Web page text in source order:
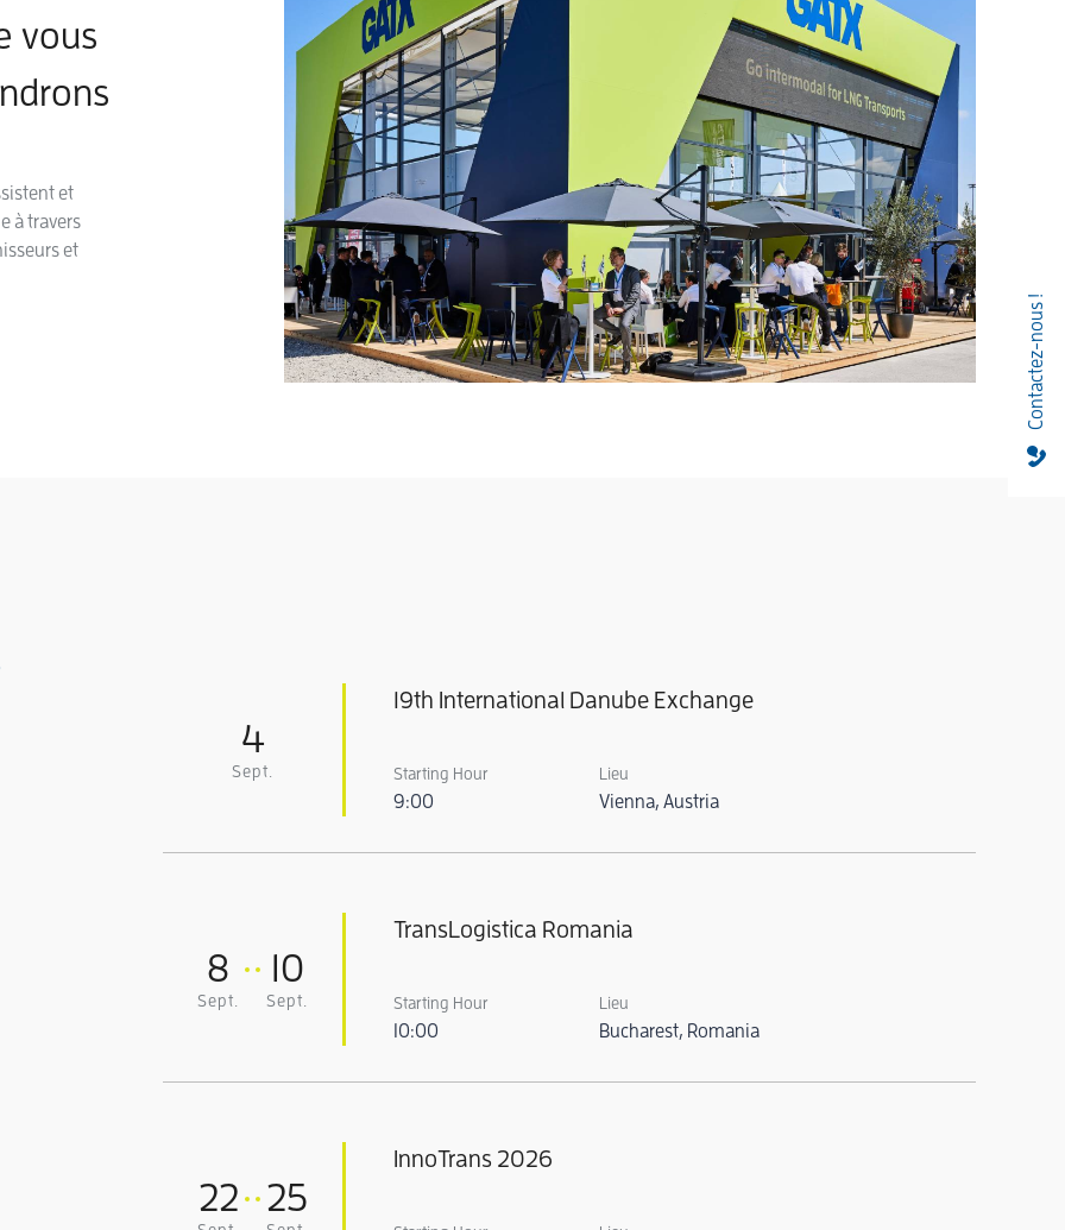
vous
et
à travers
et
4
Sept.
19th International Danube Exchange
Starting Hour
9:00
Lieu
Vienna, Austria
8
Sept.
10
Sept.
TransLogistica Romania
Starting Hour
10:00
Lieu
Bucharest, Romania
22 25
InnoTrans 2026
Contactez-nous !